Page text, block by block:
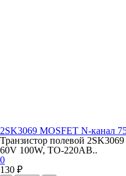
2SK3069 MOSFET N-канал
Транзистор полевой
60V 100W, TO-220AB..
0
130 ₽